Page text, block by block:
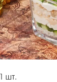
1 шт.